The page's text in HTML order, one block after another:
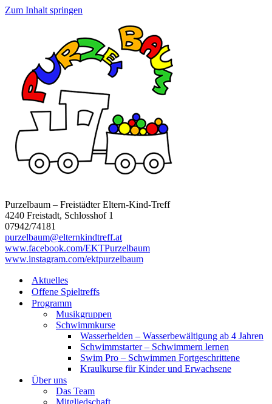
Zum Inhalt springen
Purzelbaum – Freistädter Eltern-Kind-Treff
4240 Freistadt, Schlosshof 1
07942/74181
purzelbaum@elternkindtreff.at
www.facebook.com/EKTPurzelbaum
www.instagram.com/ektpurzelbaum
Aktuelles
Offene Spieltreffs
Programm
Musikgruppen
Schwimmkurse
Wasserhelden – Wasserbewältigung ab 4 Jahren
Schwimmstarter – Schwimmern lernen
Swim Pro – Schwimmen Fortgeschrittene
Kraulkurse für Kinder und Erwachsene
Über uns
Das Team
Mitgliedschaft